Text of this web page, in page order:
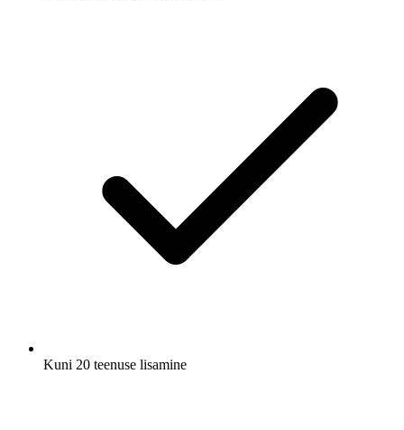
Kuni 20 teenuse lisamine